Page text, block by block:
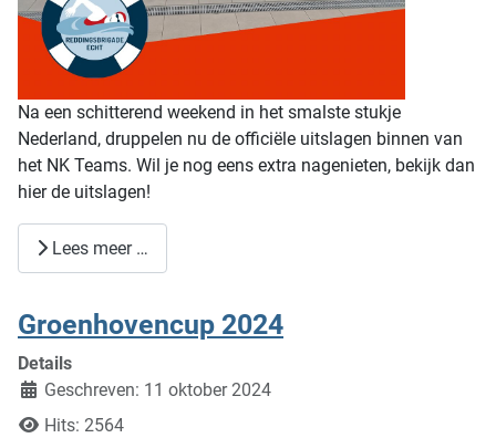
Na een schitterend weekend in het smalste stukje
Nederland, druppelen nu de officiële uitslagen binnen van
het NK Teams. Wil je nog eens extra nagenieten, bekijk dan
hier de uitslagen!
Lees meer …
Groenhovencup 2024
Details
Geschreven: 11 oktober 2024
Hits: 2564